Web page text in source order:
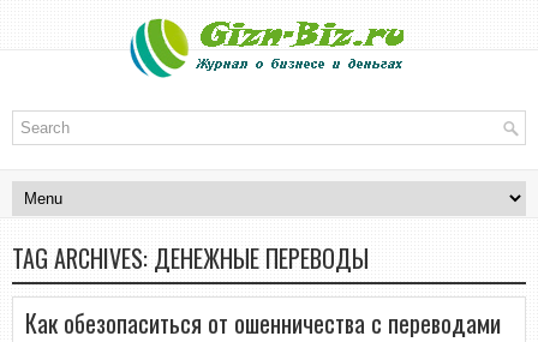
TAG ARCHIVES: ДЕНЕЖНЫЕ ПЕРЕВОДЫ
Как обезопаситься от ошенничества с переводами